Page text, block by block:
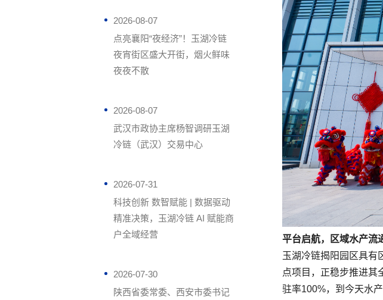
平台启航，区域水产流
玉湖冷链揭阳园区具有
点项目，正稳步推进其
驻率100%，到今天水
2026-08-07
点亮襄阳“夜经济”！玉湖冷链
夜宵街区盛大开街，烟火鲜味
夜夜不散
2026-08-07
武汉市政协主席杨智调研玉湖
冷链（武汉）交易中心
2026-07-31
科技创新 数智赋能 | 数据驱动
精准决策，玉湖冷链 AI 赋能商
户全域经营
2026-07-30
陕西省委常委、西安市委书记